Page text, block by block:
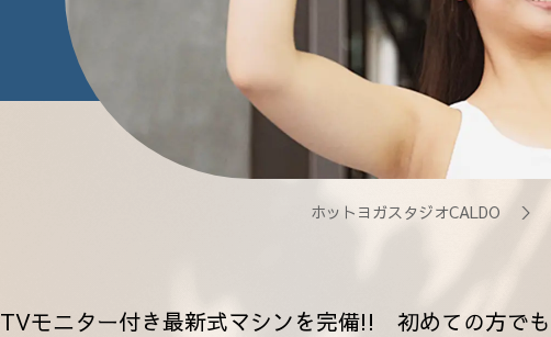
ホットヨガスタジオCALDO ＞
TVモニター付き最新式マシンを完備!! 初めての方で